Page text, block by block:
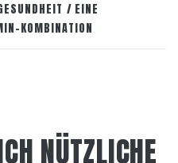
EINE
KOMBINATION
NÜTZLICHE